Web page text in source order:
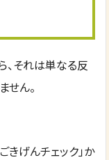
、それは単なる反
せん。
きげんチェック」か